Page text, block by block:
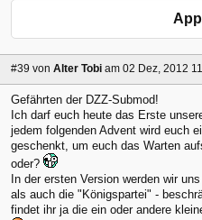
#39 von Alter Tobi am 02 Dez, 2012
Gefährten der DZZ-Submod!
Ich darf euch heute das Erste
jedem folgenden Advent wird euch
geschenkt, um euch das Warten
oder?
In der ersten Version werden wir
als auch die "Königspartei" -
findet ihr ja die ein oder andere